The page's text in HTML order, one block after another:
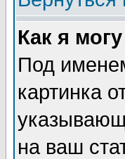
Как я
Под
картинка
на ваш